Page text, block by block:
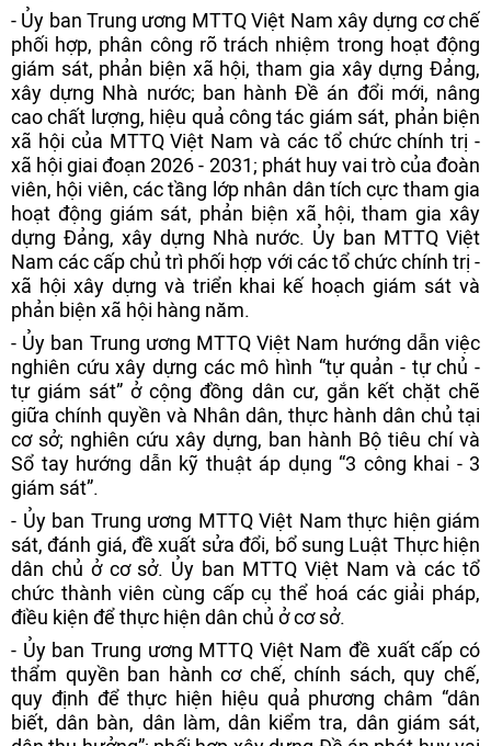
- Ủy ban Trung ương MTTQ Việt Nam xây dựng cơ chế
phối hợp, phân công rõ trách nhiệm trong hoạt động
giám sát, phản biện xã hội, tham gia xây dựng Đảng,
xây dựng Nhà nước; ban hành Đề án đổi mới, nâng
cao chất lượng, hiệu quả công tác giám sát, phản biện
xã hội của MTTQ Việt Nam và các tổ chức chính trị -
xã hội giai đoạn 2026 - 2031; phát huy vai trò của đoàn
viên, hội viên, các tầng lớp nhân dân tích cực tham gia
hoạt động giám sát, phản biện xã hội, tham gia xây
dựng Đảng, xây dựng Nhà nước. Ủy ban MTTQ Việt
Nam các cấp chủ trì phối hợp với các tổ chức chính trị -
xã hội xây dựng và triển khai kế hoạch giám sát và
phản biện xã hội hàng năm.
- Ủy ban Trung ương MTTQ Việt Nam hướng dẫn việc
nghiên cứu xây dựng các mô hình “tự quản - tự chủ -
tự giám sát” ở cộng đồng dân cư, gắn kết chặt chẽ
giữa chính quyền và Nhân dân, thực hành dân chủ tại
cơ sở; nghiên cứu xây dựng, ban hành Bộ tiêu chí và
Sổ tay hướng dẫn kỹ thuật áp dụng “3 công khai - 3
giám sát”.
- Ủy ban Trung ương MTTQ Việt Nam thực hiện giám
sát, đánh giá, đề xuất sửa đổi, bổ sung Luật Thực hiện
dân chủ ở cơ sở. Ủy ban MTTQ Việt Nam và các tổ
chức thành viên cùng cấp cụ thể hoá các giải pháp,
điều kiện để thực hiện dân chủ ở cơ sở.
- Ủy ban Trung ương MTTQ Việt Nam đề xuất cấp có
thẩm quyền ban hành cơ chế, chính sách, quy chế,
quy định để thực hiện hiệu quả phương châm “dân
biết, dân bàn, dân làm, dân kiểm tra, dân giám sát,